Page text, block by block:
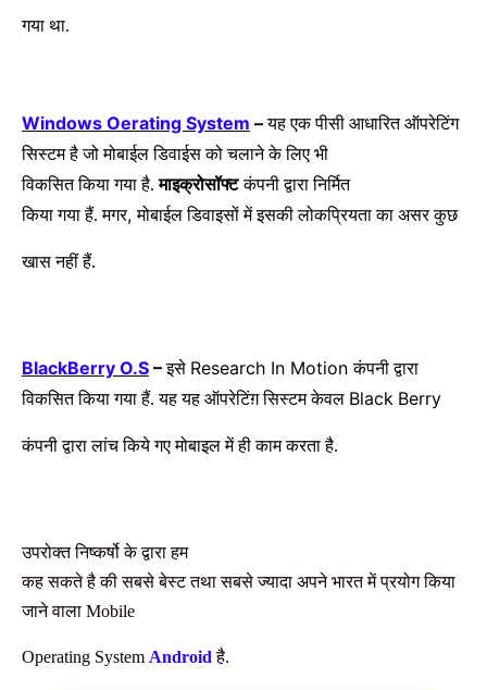
गया था.
Windows Oerating System –यह एक पीसी आधारित ऑपरेटिंग
सिस्टम है जो मोबाईल डिवाईस को चलाने के लिए भी
विकसित किया गया है.माइक्रोसॉफ्ट कंपनीद्वारा निर्मित
किया गया हैं. मगर,मोबाईल डिवाइसों में इसकी लोकप्रियता का असर कुछ
खास नहीं हैं.
BlackBerry O.S –इसे Research In Motionकंपनीद्वारा
विकसित किया गया हैं. यह यह ऑपरेटिंग़ सिस्टम केवल Black Berry
कंपनी द्वारा लांच किये गए मोबाइलमें ही काम करता है.
उपरोक्त निष्कर्षो के द्वारा हम
कह सकते है की सबसे बेस्ट तथा सबसे ज्यादा अपने भारत में प्रयोग किया
जाने वाला Mobile
Operating System Android है.